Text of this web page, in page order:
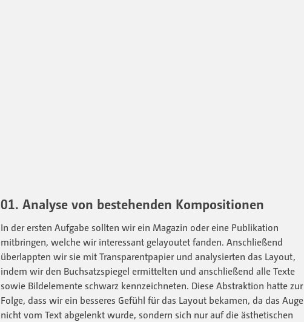
01. Analyse von bestehenden Kompositionen
In der ersten Aufgabe sollten wir ein Magazin oder eine Publikation
mitbringen, welche wir interessant gelayoutet fanden. Anschließend
überlappten wir sie mit Transparentpapier und analysierten das Layout,
indem wir den Buchsatzspiegel ermittelten und anschließend alle Texte
sowie Bildelemente schwarz kennzeichneten. Diese Abstraktion hatte zur
Folge, dass wir ein besseres Gefühl für das Layout bekamen, da das Auge
nicht vom Text abgelenkt wurde, sondern sich nur auf die ästhetischen